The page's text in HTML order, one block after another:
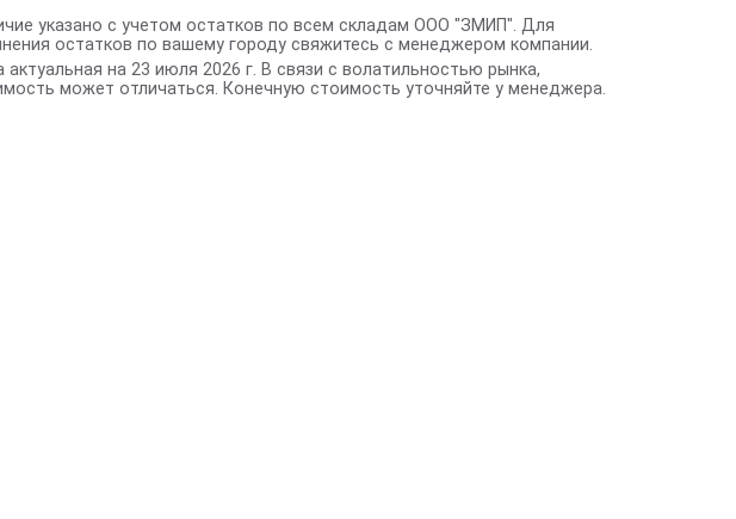
указано с учетом остатков по всем складам ООО "ЗМИП". Для
остатков по вашему городу свяжитесь с менеджером компании.
актуальная на 23 июля 2026 г. В связи с волатильностью рынка,
может отличаться. Конечную стоимость уточняйте у менеджера.